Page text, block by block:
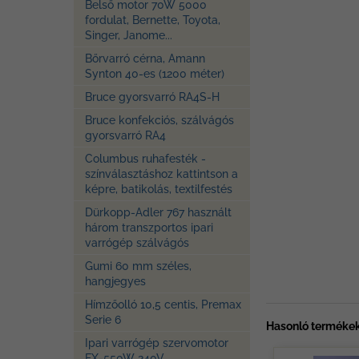
Belső motor 70W 5000
fordulat, Bernette, Toyota,
Singer, Janome...
Bőrvarró cérna, Amann
Synton 40-es (1200 méter)
Bruce gyorsvarró RA4S-H
Bruce konfekciós, szálvágós
gyorsvarró RA4
Columbus ruhafesték -
színválasztáshoz kattintson a
képre, batikolás, textilfestés
Dürkopp-Adler 767 használt
három transzportos ipari
varrógép szálvágós
Gumi 60 mm széles,
hangjegyes
Hímzőolló 10,5 centis, Premax
Serie 6
Ipari varrógép szervomotor
Hasonló